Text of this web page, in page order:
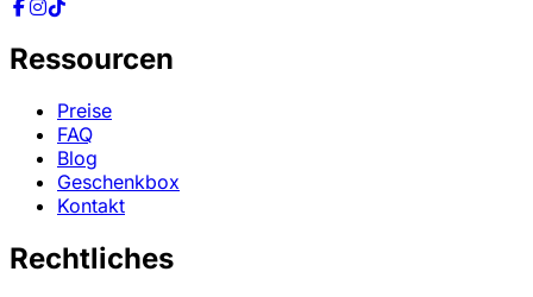
Ressourcen
Preise
FAQ
Blog
Geschenkbox
Kontakt
Rechtliches